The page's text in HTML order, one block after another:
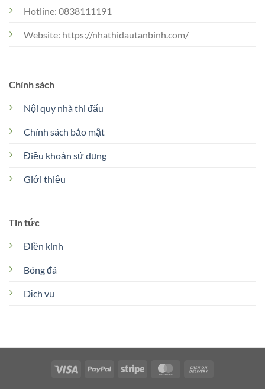
Chính sách
Nội quy nhà thi đấu
Chính sách bảo mật
Điều khoản sử dụng
Giới thiệu
Tin tức
Điền kinh
Bóng đá
Dịch vụ
Hotline: 0838111191
Website: https://nhathidautanbinh.com/